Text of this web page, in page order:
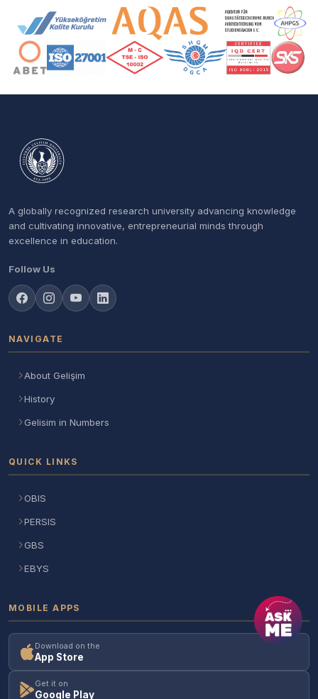
Accreditation and Membership Logos
A globally recognized research university advancing knowledge
and cultivating innovative, entrepreneurial minds through
excellence in education.
Follow Us
NAVIGATE
About Gelişim
History
Gelisim in Numbers
QUICK LINKS
OBIS
PERSIS
GBS
EBYS
MOBILE APPS
Download on the
App Store
Get it on
Google Play